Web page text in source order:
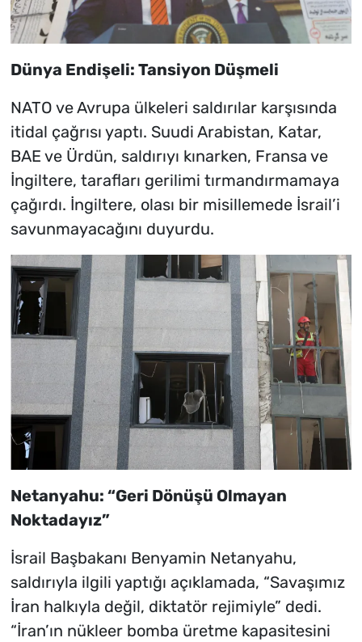
Dünya Endişeli: Tansiyon Düşmeli
NATO ve Avrupa ülkeleri saldırılar karşısında
itidal çağrısı yaptı. Suudi Arabistan, Katar,
BAE ve Ürdün, saldırıyı kınarken, Fransa ve
İngiltere, tarafları gerilimi tırmandırmamaya
çağırdı. İngiltere, olası bir misillemede İsrail’i
savunmayacağını duyurdu.
Netanyahu: “Geri Dönüşü Olmayan
Noktadayız”
İsrail Başbakanı Benyamin Netanyahu,
saldırıyla ilgili yaptığı açıklamada, “Savaşımız
İran halkıyla değil, diktatör rejimiyle” dedi.
“İran’ın nükleer bomba üretme kapasitesini